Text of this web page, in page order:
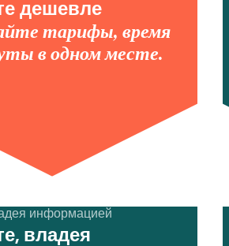
дешевле
тарифы, время
в одном месте.
владея